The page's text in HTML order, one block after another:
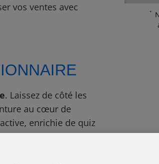
vos ventes avec
. Laissez de côté les
au cœur de
enrichie de quiz
*